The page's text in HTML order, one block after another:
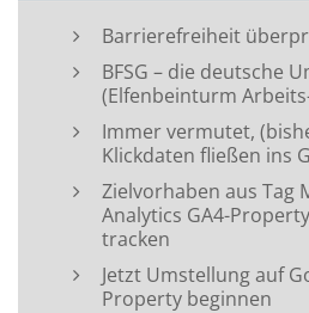
Barrierefreiheit
BFSG – die deutsche
(Elfenbeinturm
Immer vermutet,
Klickdaten fließen ins
Zielvorhaben aus Tag
Analytics GA4-
tracken
Jetzt Umstellung auf
Property beginnen